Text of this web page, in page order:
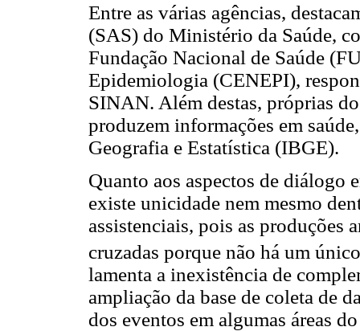
Entre as várias agências,
(SAS) do Ministério da Saúde,
Fundação Nacional de Saúde
Epidemiologia (CENEPI),
SINAN. Além destas, próprias
produzem informações em
Geografia e Estatística (IBGE).
Quanto aos aspectos de diálogo
existe unicidade nem mesmo
assistenciais, pois as produções
cruzadas porque não há um
lamenta a inexistência de
ampliação da base de coleta de
dos eventos em algumas áreas